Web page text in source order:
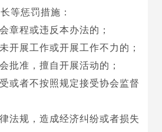
等惩罚措施：
章程或违反本办法的；
开展工作或开展工作不力的；
批准，擅自开展活动的；
或者不按照规定接受协会监督
法规，造成经济纠纷或者损失